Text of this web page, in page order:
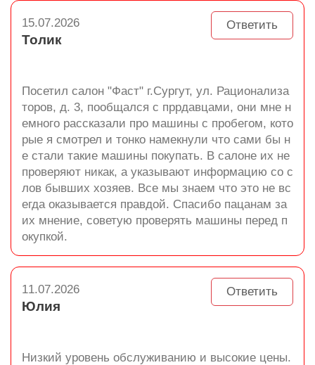
Ответить
15.07.2026
Толик
Посетил салон "Фаст" г.Сургут, ул. Рационализа
торов, д. 3, пообщался с пррдавцами, они мне н
емного рассказали про машины с пробегом, кото
рые я смотрел и тонко намекнули что сами бы н
е стали такие машины покупать. В салоне их не
проверяют никак, а указывают информацию со с
лов бывших хозяев. Все мы знаем что это не вс
егда оказывается правдой. Спасибо пацанам за
их мнение, советую проверять машины перед п
окупкой.
Ответить
11.07.2026
Юлия
Низкий уровень обслуживанию и высокие цены.